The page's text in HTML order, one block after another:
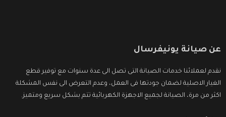
عن صيانة يونيفرسال
نقدم لعملائنا خدمات الصيانة التى تصل الى عدة سنوات مع توفير قطع
الغيار الاصلية لضمان جودتها فى العمل، وعدم التعرض الى نفس المشكلة
اكثر من مرة، الصيانة لجميع الاجهزة الكهربائية تتم بشكل سريع ومتميز.